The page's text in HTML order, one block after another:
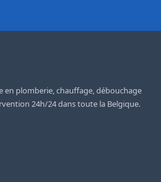
en plomberie, chauffage, débouchage
24h/24 dans toute la Belgique.